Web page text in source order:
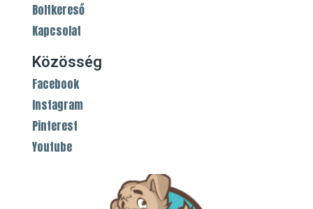
Boltkereső
Kapcsolat
Közösség
Facebook
Instagram
Pinterest
Youtube